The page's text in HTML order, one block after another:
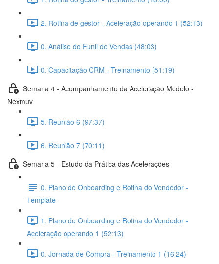
2. Rotina de gestor - Aceleração operando 1 (52:13)
0. Análise do Funil de Vendas (48:03)
0. Capacitação CRM - Treinamento (51:19)
Semana 4 - Acompanhamento da Aceleração Modelo -
Nexmuv
5. Reunião 6 (97:37)
6. Reunião 7 (70:11)
Semana 5 - Estudo da Prática das Acelerações
0. Plano de Onboarding e Rotina do Vendedor -
Template
1. Plano de Onboarding e Rotina do Vendedor -
Aceleração operando 1 (52:13)
0. Jornada de Compra - Treinamento 1 (16:24)